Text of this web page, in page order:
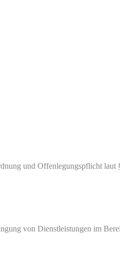
und Offenlegungspflicht laut
von Dienstleistungen im